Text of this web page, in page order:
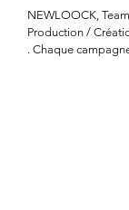
NEWLOOCK,
Production / Création / Casting et
. Chaque